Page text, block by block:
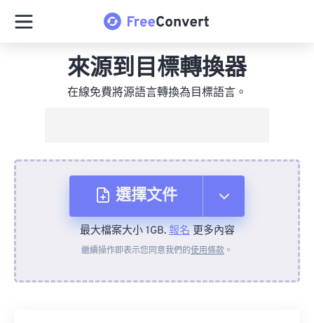
來源到目標轉換器
在線免費將源語言轉換為目標語言。
選擇文件
來自裝置
最大檔案大小 1GB.報名更多內容
繼續操作即表示您同意我們的使用條款 。